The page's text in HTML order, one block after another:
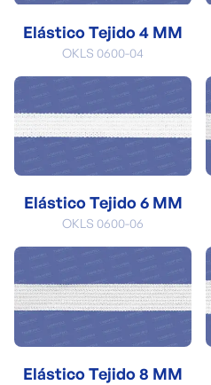
Elástico Tejido 4 MM
OKLS 0600-04
Elástico Tejido 6 MM
OKLS 0600-06
Elástico Tejido 8 MM